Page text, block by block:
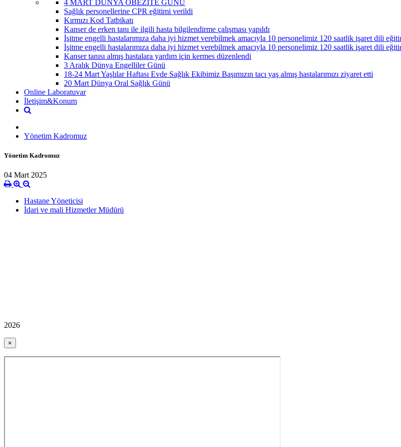
4 MART DÜNYA OBEZİTE GÜNÜ
Sağlık personellerine CPR eğitimi verildi
Kırmızı Kod Tatbikatı
Kanser de erken tanı ile ilgili hasta bilgilendirme çalışması yapıldı
İşitme engelli hastalarımıza daha iyi hizmet verebilmek amacıyla 10 personelimiz 120 saatlik işaret dili
İşitme engelli hastalarımıza daha iyi hizmet verebilmek amacıyla 10 personelimiz 120 saatlik işaret dili
Kanser tanısı almış hastalara yardım için kermes düzenlendi
3 Aralık Dünya Engelliler Günü
18-24 Mart Yaşlılar Haftası Evde Sağlık Ekibimiz Başımızın tacı yaş almış hastalarımızı ziyaret etti
20 Mart Dünya Oral Sağlık Günü
Online Laboratuvar
İletişim&Konum
Yönetim Kadromuz
Yönetim Kadromuz
04 Mart 2025
Hastane Yöneticisi
İdari ve mali Hizmetler Müdürü
2026
×